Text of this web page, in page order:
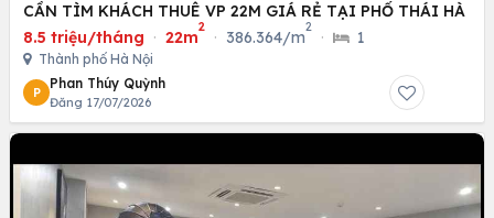
CẦN TÌM KHÁCH THUÊ VP 22M GIÁ RẺ TẠI PHỐ THÁI HÀ
8.5 triệu/tháng · 22m
2
· 386.364/m
2
· 1
Thành phố Hà Nội
P
Phan Thúy Quỳnh
Đăng 17/07/2026